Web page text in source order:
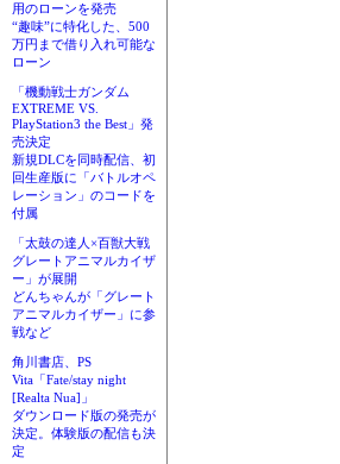
用のローンを発売
“趣味”に特化した、500
万円まで借り入れ可能な
ローン
「機動戦士ガンダム
EXTREME VS.
PlayStation3 the Best」発
売決定
新規DLCを同時配信、初
回生産版に「バトルオペ
レーション」のコードを
付属
「太鼓の達人×百獣大戦
グレートアニマルカイザ
ー」が展開
どんちゃんが「グレート
アニマルカイザー」に参
戦など
角川書店、PS
Vita「Fate/stay night
[Realta Nua]」
ダウンロード版の発売が
決定。体験版の配信も決
定